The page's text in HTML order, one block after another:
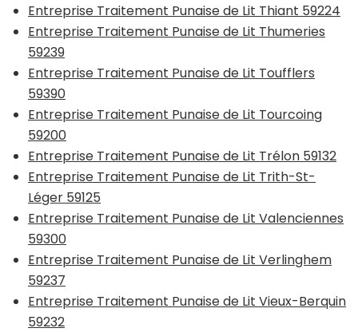
Entreprise Traitement Punaise de Lit Thiant 59224
Entreprise Traitement Punaise de Lit Thumeries
59239
Entreprise Traitement Punaise de Lit Toufflers
59390
Entreprise Traitement Punaise de Lit Tourcoing
59200
Entreprise Traitement Punaise de Lit Trélon 59132
Entreprise Traitement Punaise de Lit Trith-St-
Léger 59125
Entreprise Traitement Punaise de Lit Valenciennes
59300
Entreprise Traitement Punaise de Lit Verlinghem
59237
Entreprise Traitement Punaise de Lit Vieux-Berquin
59232